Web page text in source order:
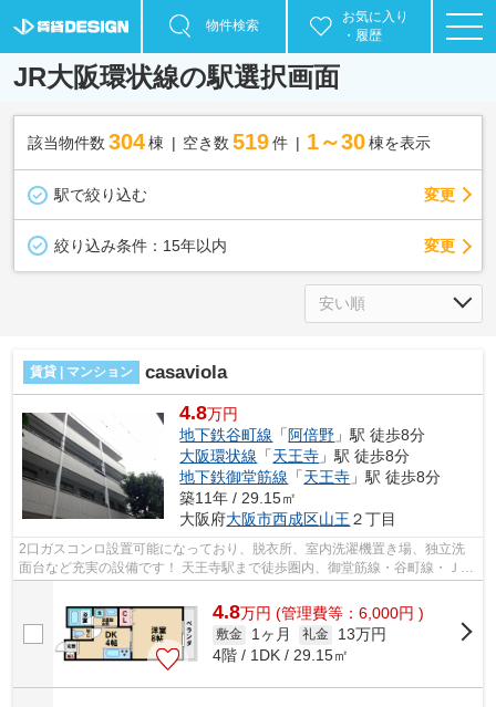
物件検索
お気に入り
・履歴
JR大阪環状線の駅選択画面
該当物件数 304棟 空き数 519 件 1～30 棟を表示
駅で絞り込む 変更
絞り込み条件： 15年以内 変更
賃貸 | マンション casaviola
4.8万円
地下鉄谷町線 「 阿倍野 」駅 徒歩8分
大阪環状線 「天王寺 」駅 徒歩8分
地下鉄御堂筋線 「天王寺 」駅 徒歩8分
築11年 / 29.15㎡
大阪府大阪市西成区山王 ２丁目
2口ガスコンロ設置可能になっており、脱衣所、室内洗濯機置き場、独立洗
面台など充実の設備です！ 天王寺駅まで徒歩圏内、御堂筋線・谷町線・ＪＲ
大阪環状線・近鉄南大阪線など各沿線...
4.8万円 (管理費等：6,000円 )
敷金 1ヶ月 礼金
13万円
4階 / 1DK / 29.15㎡